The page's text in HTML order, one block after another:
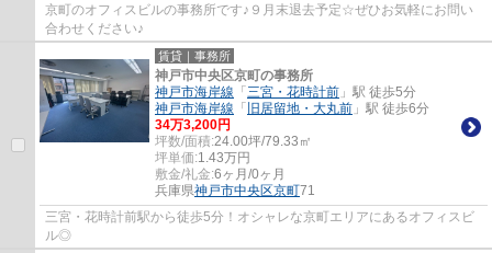
京町のオフィスビルの事務所です♪９月末退去予定☆ぜひお気軽にお問い
合わせください♪
賃貸｜事務所
神戸市中央区京町の事務所
神戸市海岸線 「 三宮・花時計前 」駅 徒歩5分
神戸市海岸線 「 旧居留地・大丸前 」駅 徒歩6分
34万3,200円
坪数/面積:24.00坪/79.33㎡
坪単価:1.43万円
敷金/礼金:6ヶ月/0ヶ月
兵庫県神戸市中央区京町71
三宮・花時計前駅から徒歩5分！オシャレな京町エリアにあるオフィスビ
ル◎